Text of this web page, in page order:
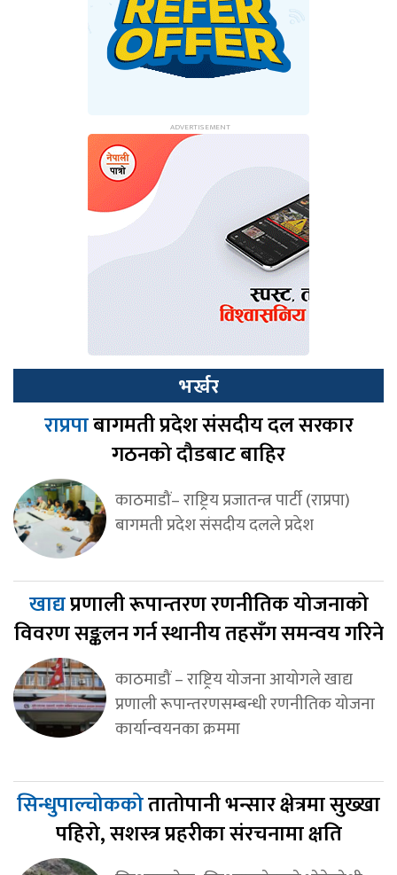
भर्खर
राप्रपाबागमती प्रदेश संसदीय दल सरकार
गठनको दौडबाट बाहिर
काठमाडौं– राष्ट्रिय प्रजातन्त्र पार्टी (राप्रपा)
बागमती प्रदेश संसदीय दलले प्रदेश
खाद्यप्रणाली रूपान्तरण रणनीतिक योजनाको
विवरण सङ्कलन गर्न स्थानीय तहसँग समन्वय गरिने
काठमाडौं – राष्ट्रिय योजना आयोगले खाद्य
प्रणाली रूपान्तरणसम्बन्धी रणनीतिक योजना
कार्यान्वयनका क्रममा
सिन्धुपाल्चोककोतातोपानी भन्सार क्षेत्रमा सुख्खा
पहिरो, सशस्त्र प्रहरीका संरचनामा क्षति